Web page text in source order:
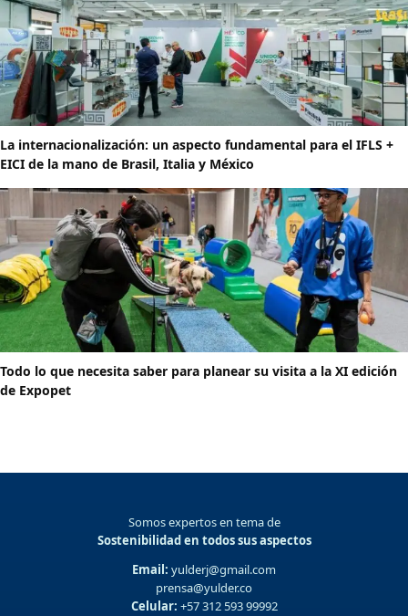
La internacionalización: un aspecto fundamental para el IFLS +
EICI de la mano de Brasil, Italia y México
Todo lo que necesita saber para planear su visita a la XI edición
de Expopet
Somos expertos en tema de
Sostenibilidad en todos sus aspectos
Email: yulderj@gmail.com
prensa@yulder.co
Celular: +57 312 593 99992